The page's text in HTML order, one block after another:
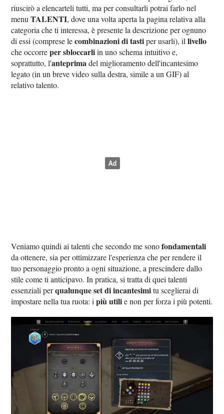
riuscirò a elencarteli tutti, ma per consultarli potrai farlo nel
menuTALENTI, dove una volta aperta la pagina relativa alla
categoria che ti interessa, è presente la descrizione per ognuno
di essi (comprese lecombinazioni di tastiper usarli), illivello
che occorreper sbloccarliin uno schema intuitivo e,
soprattutto, l'anteprimadel miglioramento dell'incantesimo
legato (in un breve video sulla destra, simile a un GIF) al
relativo talento.
Veniamo quindi ai talenti che secondo me sonofondamentali
da ottenere, sia per ottimizzare l'esperienza che per rendere il
tuo personaggio pronto a ogni situazione, a prescindere dallo
stile come ti anticipavo. In pratica, si tratta di quei talenti
essenziali perqualunque set di incantesimitu sceglierai di
impostare nella tua ruota: ipiù utilie non per forza i più potenti.